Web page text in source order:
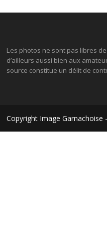
Les photos ne sont pas libres
d’ailleurs aussi bien aux
source constitue un délit de
Copyright Image Garnachoise